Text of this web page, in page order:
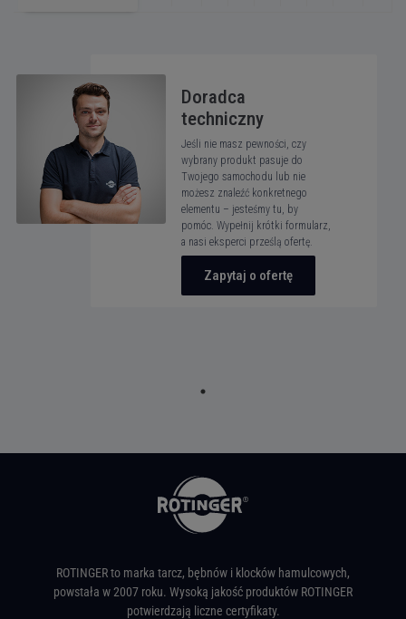
Doradca
techniczny
Jeśli nie masz pewności, czy
wybrany produkt pasuje do
Twojego samochodu lub nie
możesz znaleźć konkretnego
elementu – jesteśmy tu, by
pomóc. Wypełnij krótki formularz,
a nasi eksperci prześlą ofertę.
Zapytaj o ofertę
ROTINGER to marka tarcz, bębnów i klocków hamulcowych,
powstała w 2007 roku. Wysoką jakość produktów ROTINGER
potwierdzają liczne certyfikaty.